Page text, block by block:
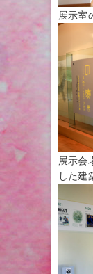
展示室
展示
した建